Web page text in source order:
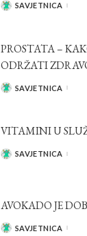
POSTED
SAVJETNICA
PROSTATA –
ODRŽATI
POSTED
SAVJETNICA
VITAMINI U
POSTED
SAVJETNICA
AVOKADO JE
POSTED
SAVJETNICA